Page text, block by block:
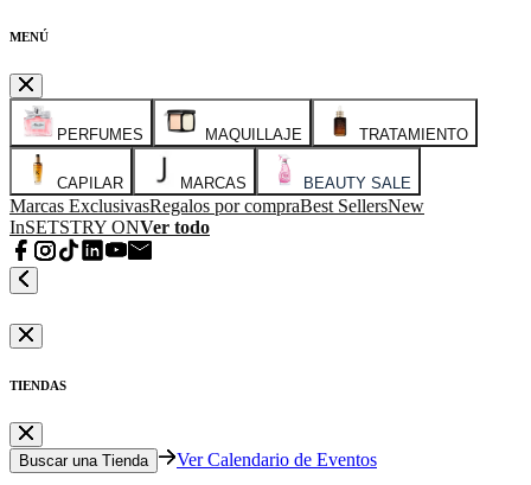
MENÚ
PERFUMES MAQUILLAJE TRATAMIENTO
CAPILAR MARCAS BEAUTY SALE
Marcas ExclusivasRegalos por compraBest SellersNew
InSETSTRY ONVer todo
TIENDAS
Buscar una Tienda Ver Calendario de Eventos